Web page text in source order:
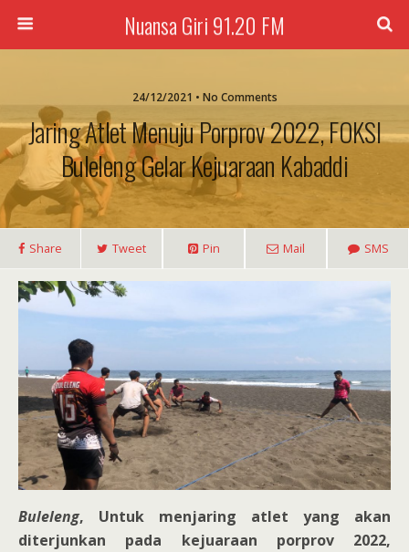
Nuansa Giri 91.20 FM
24/12/2021 • No Comments
Jaring Atlet Menuju Porprov 2022, FOKSI
Buleleng Gelar Kejuaraan Kabaddi
Share Tweet Pin Mail SMS
Buleleng, Untuk menjaring atlet yang akan
diterjunkan pada kejuaraan porprov 2022,